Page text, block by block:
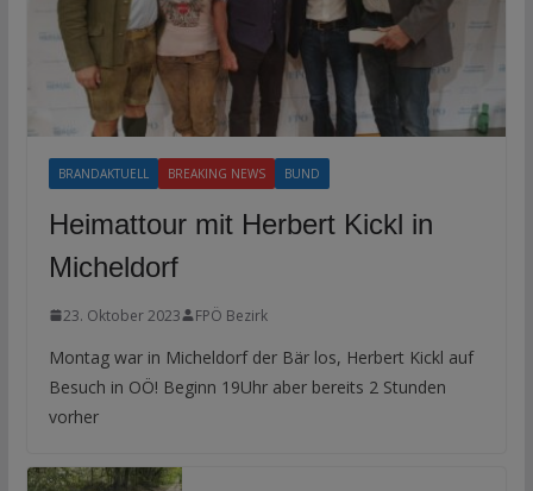
BRANDAKTUELL BREAKING NEWS BUND
Heimattour mit Herbert Kickl in
Micheldorf
23. Oktober 2023 FPÖ Bezirk
Montag war in Micheldorf der Bär los, Herbert Kickl auf
Besuch in OÖ! Beginn 19Uhr aber bereits 2 Stunden
vorher